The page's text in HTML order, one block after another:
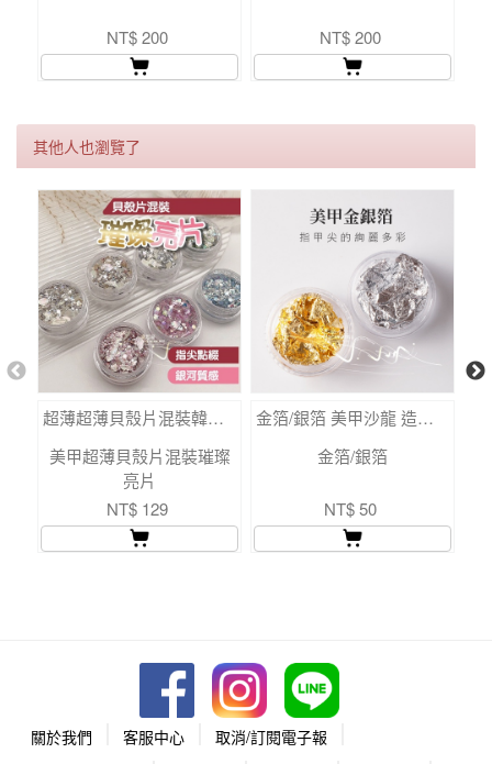
NT$ 200 NT$ 200
其他人也瀏覽了
超薄超薄貝殼片混裝韓國亮片粉 美甲材料
美甲超薄貝殼片混裝璀璨
亮片
NT$ 129
金箔/銀箔 美甲沙龍 造型必備小物 美甲點綴飾品
金箔/銀箔
NT$ 50
關於我們 客服中心
取消/訂閱電子報